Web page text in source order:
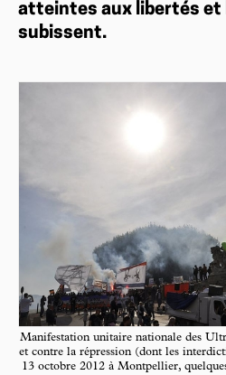
atteintes aux libertés et
subissent.
Manifestation unitaire nationale des
et contre la répression (dont les
13 octobre 2012 à Montpellier,